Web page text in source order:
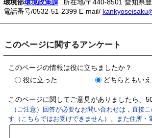
環境部環境政策課
所在地/〒440-8501 愛知県
電話番号/0532-51-2399 E-mail/
このページに関するアンケート
このページの情報は役に立ちましたか？
役に立った
どちらともい
このページに関してご意見がありましたら、
（ご注意）回答が必要なお問い合わせは，直接
す（こちらではお受けできません）。また住所